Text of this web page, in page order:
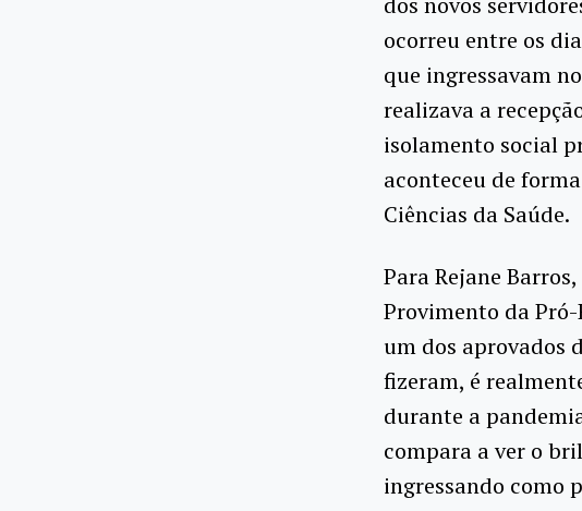
ocorreu entre os
que ingressavam
realizava a
isolamento social
aconteceu de
Ciências da Saúde.
Para Rejane
Provimento da Pró-
um dos aprovados
fizeram, é
durante a
compara a ver o
ingressando como